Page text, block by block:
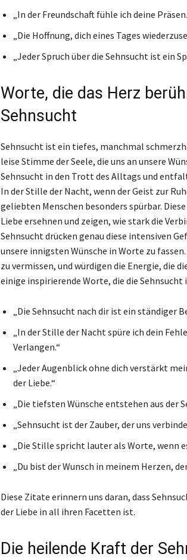
„In der Freundschaft fühle ich deine
„Die Hoffnung, dich eines Tages
„Jeder Spruch über die Sehnsucht ist ein
Worte, die das Herz
Sehnsucht
Sehnsucht ist ein tiefes, manchmal
leise Stimme der Seele, die uns an unsere
Sehnsucht in den Trott des Alltags und
In der Stille der Nacht, wenn der Geist zur
geliebten Menschen besonders spürbar.
Liebe ersehnen und zeigen, wie stark die
Sehnsucht drücken genau diese intensiven
unsere innigsten Wünsche in Worte zu
zu vermissen, und würdigen die Energie, die
einige inspirierende Worte, die die Sehnsucht
„Die Sehnsucht nach dir ist ein ständiger
„In der Stille der Nacht spüre ich dein
Verlangen.“
„Jeder Augenblick ohne dich verstärkt
der Liebe.“
„Die tiefsten Wünsche entstehen aus der
„Sehnsucht ist der Zauber, der uns
„Die Stille spricht lauter als Worte, wenn
„Du bist der Wunsch in meinem Herzen,
Diese Zitate erinnern uns daran, dass
der Liebe in all ihren Facetten ist.
Die heilende Kraft der